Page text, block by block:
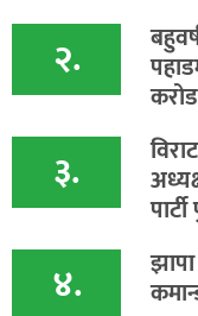
२.
३.
४.